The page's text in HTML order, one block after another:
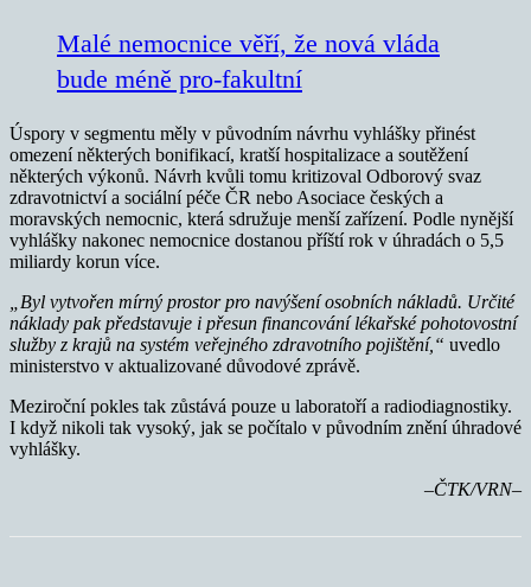
Malé nemocnice věří, že nová vláda
bude méně pro-fakultní
Úspory v segmentu měly v původním návrhu vyhlášky přinést
omezení některých bonifikací, kratší hospitalizace a soutěžení
některých výkonů. Návrh kvůli tomu kritizoval Odborový svaz
zdravotnictví a sociální péče ČR nebo Asociace českých a
moravských nemocnic, která sdružuje menší zařízení. Podle nynější
vyhlášky nakonec nemocnice dostanou příští rok v úhradách o 5,5
miliardy korun více.
„Byl vytvořen mírný prostor pro navýšení osobních nákladů. Určité
náklady pak představuje i přesun financování lékařské pohotovostní
služby z krajů na systém veřejného zdravotního pojištění,“ uvedlo
ministerstvo v aktualizované důvodové zprávě.
Meziroční pokles tak zůstává pouze u laboratoří a radiodiagnostiky.
I když nikoli tak vysoký, jak se počítalo v původním znění úhradové
vyhlášky.
–ČTK/VRN–